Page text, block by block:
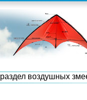
раздел воздушных